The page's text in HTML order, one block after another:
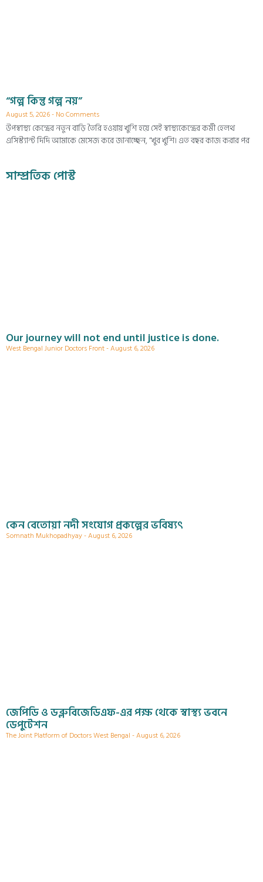
“গল্প কিন্তু গল্প নয়”
August 5, 2026 No Comments
উপস্বাস্থ্য কেন্দ্রের নতুন বাড়ি তৈরি হওয়ায় খুশি হয়ে সেই স্বাস্থ্যকেন্দ্রের কর্মী হেলথ
এসিস্ট্যান্ট দিদি আমাকে মেসেজ করে জানাচ্ছেন, “খুব খুশি। এত বছর কাজ করার পর
সাম্প্রতিক পোস্ট
Our journey will not end until justice is done.
West Bengal Junior Doctors Front August 6, 2026
কেন বেতোয়া নদী সংযোগ প্রকল্পের ভবিষ্যৎ
Somnath Mukhopadhyay August 6, 2026
জেপিডি ও ডব্লুবিজেডিএফ-এর পক্ষ থেকে স্বাস্থ্য ভবনে
ডেপুটেশন
The Joint Platform of Doctors West Bengal August 6, 2026